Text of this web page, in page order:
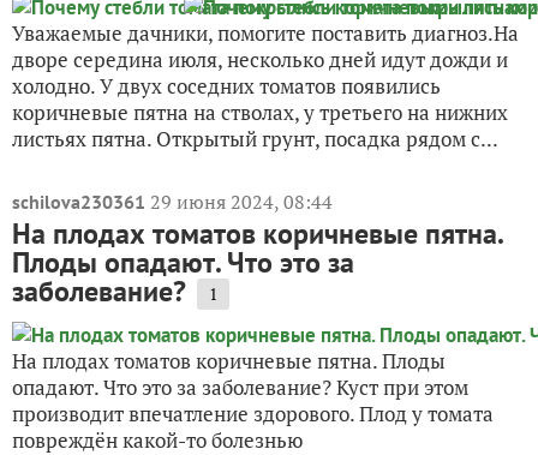
Уважаемые дачники, помогите поставить диагноз.На
дворе середина июля, несколько дней идут дожди и
холодно. У двух соседних томатов появились
коричневые пятна на стволах, у третьего на нижних
листьях пятна. Открытый грунт, посадка рядом с...
schilova230361 29 июня 2024, 08:44
На плодах томатов коричневые пятна.
Плоды опадают. Что это за
заболевание? 1
На плодах томатов коричневые пятна. Плоды
опадают. Что это за заболевание? Куст при этом
производит впечатление здорового. Плод у томата
повреждён какой-то болезнью